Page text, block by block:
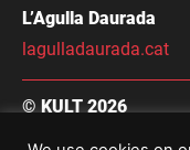
L’Agulla Daurada
lagulladaurada.cat
© KULT 2026